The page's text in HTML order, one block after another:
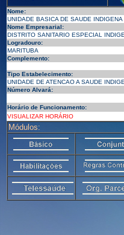
Nome:
UNIDADE BASICA DE SAUDE INDIGENA
Nome Empresarial:
DISTRITO SANITARIO ESPECIAL
Logradouro:
MARITUBA
Complemento:
Tipo Estabelecimento:
UNIDADE DE ATENCAO A SAUDE
Número Alvará:
Horário de Funcionamento:
VISUALIZAR HORÁRIO
Módulos: